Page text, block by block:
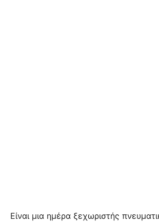
Είναι μια ημέρα ξεχωριστής